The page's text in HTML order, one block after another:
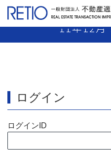
【11-59】 媒介業
11年12月
ログイン
ログインID